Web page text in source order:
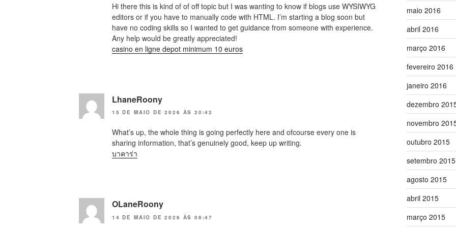
Hi there this is kind of of off topic but I was wanting to know if blogs use WYSIWYG
editors or if you have to manually code with HTML. I’m starting a blog soon but
have no coding skills so I wanted to get guidance from someone with experience.
Any help would be greatly appreciated!
casino en ligne depot minimum 10 euros
LhaneRoony
15 DE MAIO DE 2026 ÀS 20:42
What’s up, the whole thing is going perfectly here and ofcourse every one is
sharing information, that’s genuinely good, keep up writing.
บาคาร่า
OLaneRoony
14 DE MAIO DE 2026 ÀS 08:47
maio 2016
abril 2016
março 2016
fevereiro 2016
janeiro 2016
dezembro
novembro
outubro 2015
setembro 2015
agosto 2015
abril 2015
março 2015